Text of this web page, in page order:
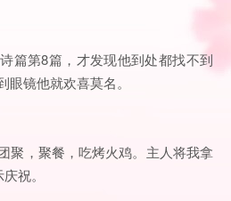
篇第8篇，才发现他到处都找不到
镜他就欢喜莫名。
聚，聚餐，吃烤火鸡。主人将我拿
祝。